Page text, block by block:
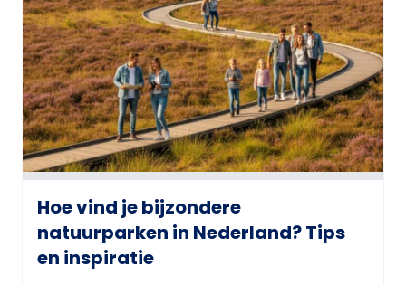
Hoe vind je bijzondere
natuurparken in Nederland? Tips
en inspiratie